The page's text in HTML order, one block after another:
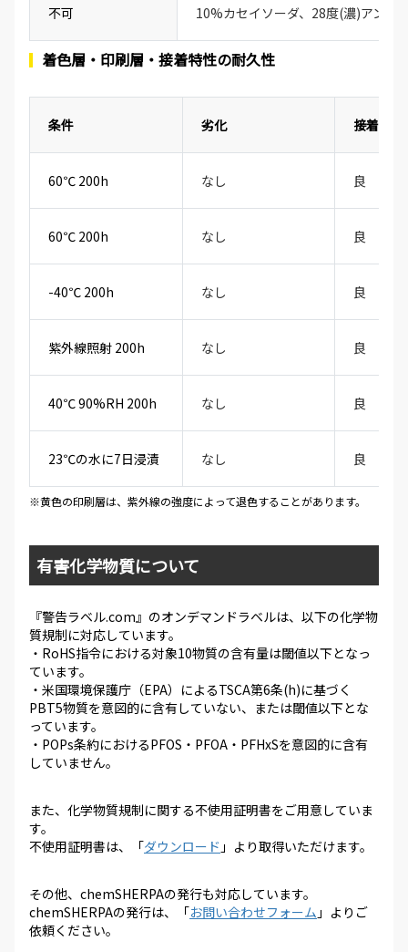
不可 10%カセイソーダ、28度(濃)アンモ
着色層・印刷層・接着特性の耐久性
条件 劣化 接着性
60℃ 200h なし 良
60℃ 200h なし 良
-40℃ 200h なし 良
紫外線照射 200h なし 良
40℃ 90%RH 200h なし 良
23℃の水に7日浸漬 なし 良
※黄色の印刷層は、紫外線の強度によって退色することがあります。
有害化学物質について
『警告ラベル.com』のオンデマンドラベルは、以下の化学物
質規制に対応しています。
・RoHS指令における対象10物質の含有量は閾値以下となっ
ています。
・米国環境保護庁（EPA）によるTSCA第6条(h)に基づく
PBT5物質を意図的に含有していない、または閾値以下とな
っています。
・POPs条約におけるPFOS・PFOA・PFHxSを意図的に含有
していません。
また、化学物質規制に関する不使用証明書をご用意していま
す。
不使用証明書は、「ダウンロード 」より取得いただけます。
その他、chemSHERPAの発行も対応しています。
chemSHERPAの発行は、「お問い合わせフォーム 」よりご
依頼ください。